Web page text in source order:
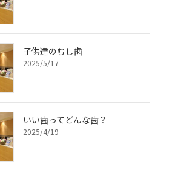
子供達のむし歯
2025/5/17
いい歯ってどんな歯？
2025/4/19